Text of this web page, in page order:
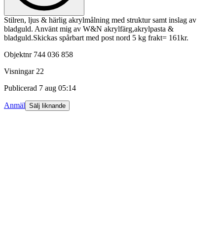
Stilren, ljus & härlig akrylmålning med struktur samt inslag av
bladguld. Använt mig av W&N akrylfärg,akrylpasta &
bladguld.Skickas spårbart med post nord 5 kg frakt= 161kr.
Objektnr 744 036 858
Visningar 22
Publicerad 7 aug 05:14
Anmäl Sälj liknande